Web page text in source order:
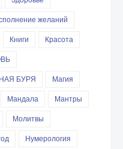
желаний
Книги
Красота
БУРЯ
Магия
Мандала
Мантры
Молитвы
Нумерология